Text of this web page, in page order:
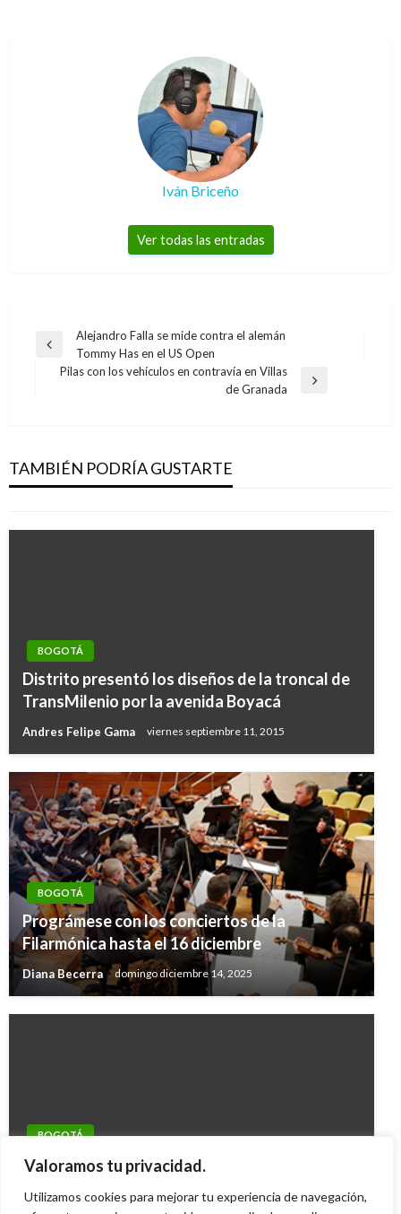
Valoramos tu privacidad.
Utilizamos cookies para mejorar tu experiencia de navegación,
Iván Briceño
Ver todas las entradas
Navegación
Entrada
anterior
Alejandro Falla se mide contra el alemán
Tommy Has en el US Open
Pilas con los vehículos en contravía en Villas
de Granada
TAMBIÉN PODRÍA GUSTARTE
de desarrollo sostenible para el 2030
Giovanni Alarcón M. domingo septiembre 17, 2017
BOGOTÁ
Distrito presentó los diseños de la troncal de
TransMilenio por la avenida Boyacá
Andres Felipe Gama viernes septiembre 11, 2015
BOGOTÁ
Prográmese con los conciertos de la
Filarmónica hasta el 16 diciembre
Diana Becerra domingo diciembre 14, 2025
BOGOTÁ
Volcamiento de trailer genera monumental